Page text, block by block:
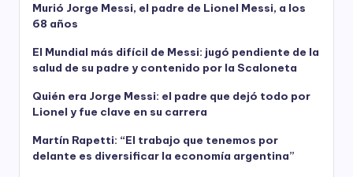
Murió Jorge Messi, el padre de Lionel Messi, a los
68 años
El Mundial más difícil de Messi: jugó pendiente de la
salud de su padre y contenido por la Scaloneta
Quién era Jorge Messi: el padre que dejó todo por
Lionel y fue clave en su carrera
Martín Rapetti: “El trabajo que tenemos por
delante es diversificar la economía argentina”